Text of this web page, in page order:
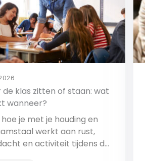
de klas zitten of staan: wat
wanneer?
hoe je met je houding en
werkt aan rust,
en activiteit tijdens de